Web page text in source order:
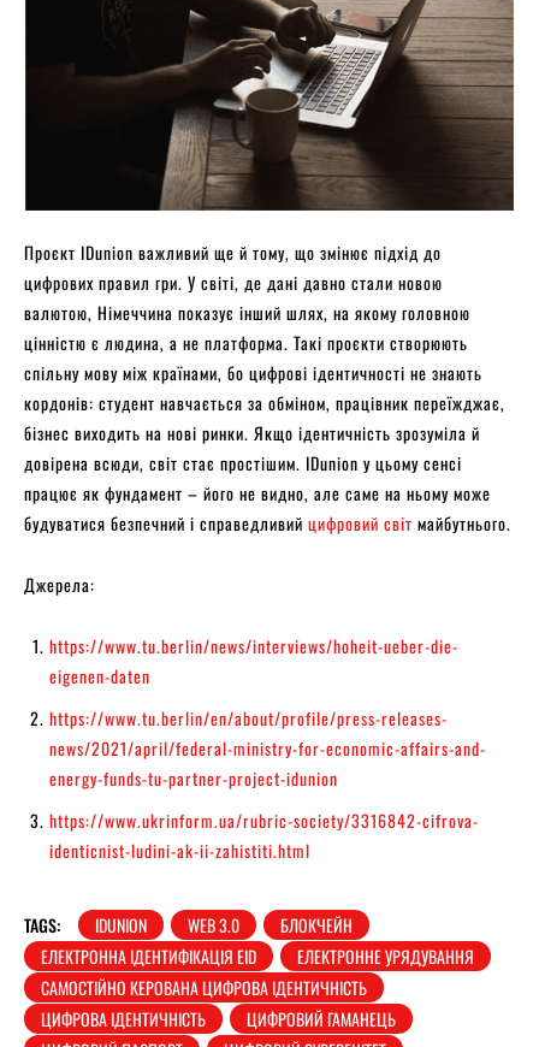
Проєкт IDunion важливий ще й тому, що змінює підхід до
цифрових правил гри. У світі, де дані давно стали новою
валютою, Німеччина показує інший шлях, на якому головною
цінністю є людина, а не платформа. Такі проєкти створюють
спільну мову між країнами, бо цифрові ідентичності не знають
кордонів: студент навчається за обміном, працівник переїжджає,
бізнес виходить на нові ринки. Якщо ідентичність зрозуміла й
довірена всюди, світ стає простішим. IDunion у цьому сенсі
працює як фундамент – його не видно, але саме на ньому може
будуватися безпечний і справедливий цифровий світ майбутнього.
Джерела:
https://www.tu.berlin/news/interviews/hoheit-ueber-die-
eigenen-daten
https://www.tu.berlin/en/about/profile/press-releases-
news/2021/april/federal-ministry-for-economic-affairs-and-
energy-funds-tu-partner-project-idunion
https://www.ukrinform.ua/rubric-society/3316842-cifrova-
identicnist-ludini-ak-ii-zahistiti.html
TAGS: IDUNION WEB 3.0
БЛОКЧЕЙН
ЕЛЕКТРОННА ІДЕНТИФІКАЦІЯ EID
ЕЛЕКТРОННЕ УРЯДУВАННЯ
САМОСТІЙНО КЕРОВАНА ЦИФРОВА ІДЕНТИЧНІСТЬ
ЦИФРОВА ІДЕНТИЧНІСТЬ
ЦИФРОВИЙ ГАМАНЕЦЬ